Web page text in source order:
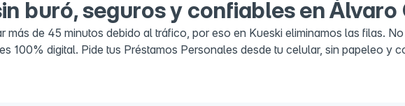
buró, seguros y confiables en Álvaro
de 45 minutos debido al tráfico, por eso en Kueski eliminamos las filas.
100% digital. Pide tus Préstamos Personales desde tu celular, sin papeleo y